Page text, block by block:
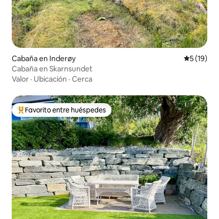
Cabaña en Inderøy
5 (19)
Cabaña en Skarnsundet
Valor · Ubicación · Cerca
De los mejores en Favorito entre huéspedes
Favorito entre huéspedes